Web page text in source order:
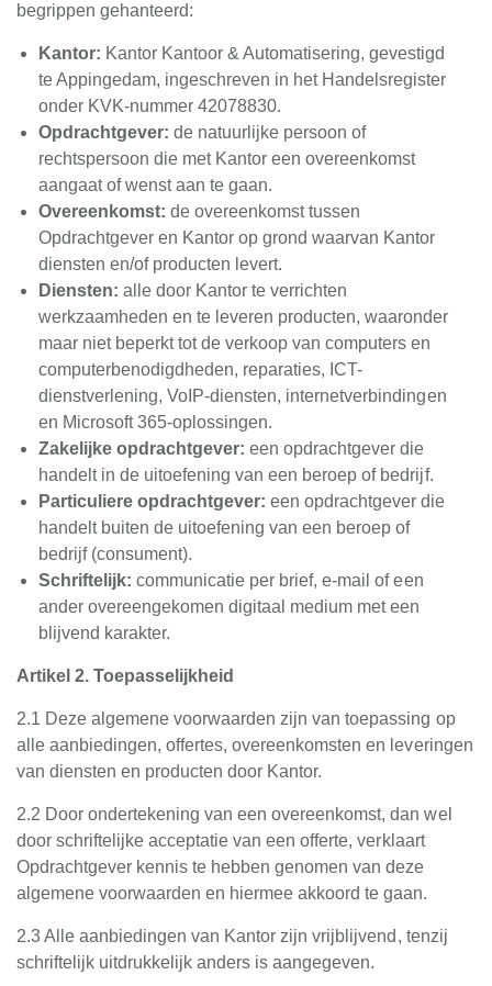
begrippen gehanteerd:
Kantor: Kantor Kantoor & Automatisering, gevestigd
te Appingedam, ingeschreven in het Handelsregister
onder KVK-nummer 42078830.
Opdrachtgever: de natuurlijke persoon of
rechtspersoon die met Kantor een overeenkomst
aangaat of wenst aan te gaan.
Overeenkomst: de overeenkomst tussen
Opdrachtgever en Kantor op grond waarvan Kantor
diensten en/of producten levert.
Diensten: alle door Kantor te verrichten
werkzaamheden en te leveren producten, waaronder
maar niet beperkt tot de verkoop van computers en
computerbenodigdheden, reparaties, ICT-
dienstverlening, VoIP-diensten, internetverbindingen
en Microsoft 365-oplossingen.
Zakelijke opdrachtgever: een opdrachtgever die
handelt in de uitoefening van een beroep of bedrijf.
Particuliere opdrachtgever: een opdrachtgever die
handelt buiten de uitoefening van een beroep of
bedrijf (consument).
Schriftelijk: communicatie per brief, e-mail of een
ander overeengekomen digitaal medium met een
blijvend karakter.
Artikel 2. Toepasselijkheid
2.1 Deze algemene voorwaarden zijn van toepassing op
alle aanbiedingen, offertes, overeenkomsten en leveringen
van diensten en producten door Kantor.
2.2 Door ondertekening van een overeenkomst, dan wel
door schriftelijke acceptatie van een offerte, verklaart
Opdrachtgever kennis te hebben genomen van deze
algemene voorwaarden en hiermee akkoord te gaan.
2.3 Alle aanbiedingen van Kantor zijn vrijblijvend, tenzij
schriftelijk uitdrukkelijk anders is aangegeven.